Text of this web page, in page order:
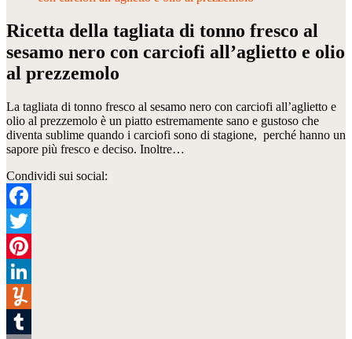
Ricetta della tagliata di tonno fresco al
sesamo nero con carciofi all’aglietto e olio
al prezzemolo
La tagliata di tonno fresco al sesamo nero con carciofi all’aglietto e
olio al prezzemolo è un piatto estremamente sano e gustoso che
diventa sublime quando i carciofi sono di stagione, perché hanno un
sapore più fresco e deciso. Inoltre…
Condividi sui social:
Facebook
Twitter
Pinterest
LinkedIn
Yummly